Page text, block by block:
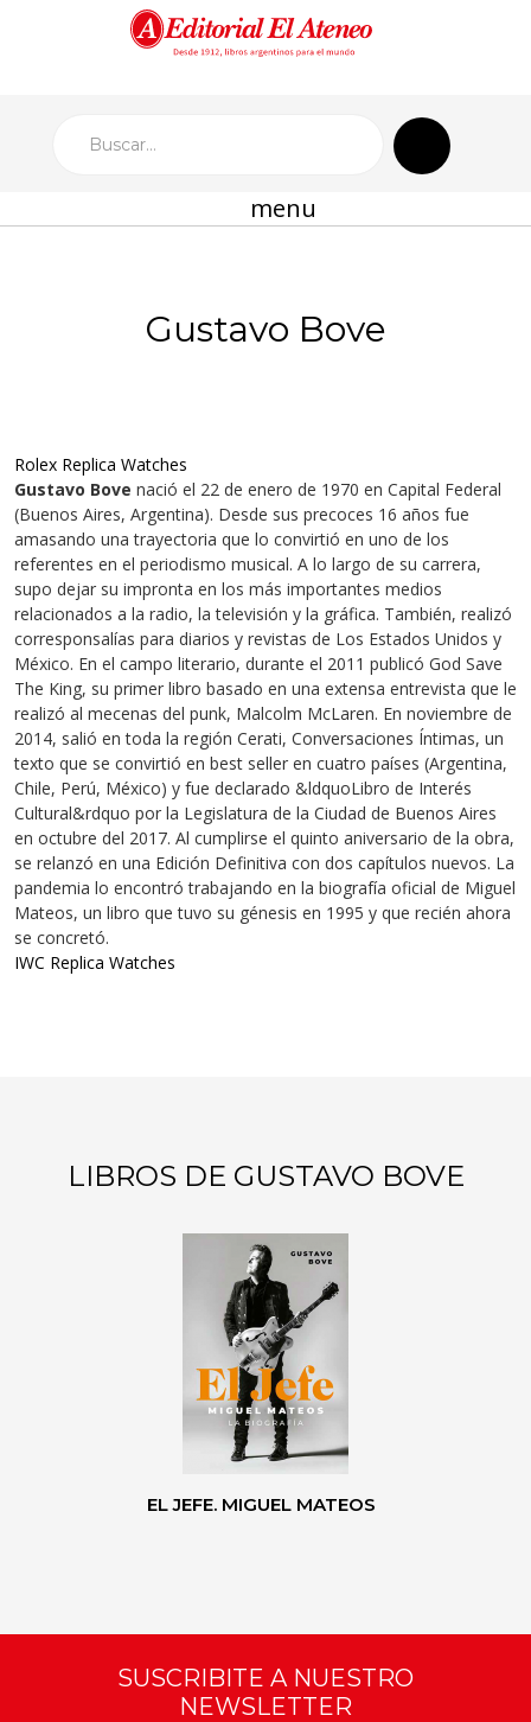
menu
Gustavo Bove
Rolex Replica Watches
Gustavo Bove nació el 22 de enero de 1970 en Capital Federal
(Buenos Aires, Argentina). Desde sus precoces 16 años fue
amasando una trayectoria que lo convirtió en uno de los
referentes en el periodismo musical. A lo largo de su carrera,
supo dejar su impronta en los más importantes medios
relacionados a la radio, la televisión y la gráfica. También, realizó
corresponsalías para diarios y revistas de Los Estados Unidos y
México. En el campo literario, durante el 2011 publicó God Save
The King, su primer libro basado en una extensa entrevista que le
realizó al mecenas del punk, Malcolm McLaren. En noviembre de
2014, salió en toda la región Cerati, Conversaciones Íntimas, un
texto que se convirtió en best seller en cuatro países (Argentina,
Chile, Perú, México) y fue declarado &ldquoLibro de Interés
Cultural&rdquo por la Legislatura de la Ciudad de Buenos Aires
en octubre del 2017. Al cumplirse el quinto aniversario de la obra,
se relanzó en una Edición Definitiva con dos capítulos nuevos. La
pandemia lo encontró trabajando en la biografía oficial de Miguel
Mateos, un libro que tuvo su génesis en 1995 y que recién ahora
se concretó.
IWC Replica Watches
LIBROS DE GUSTAVO BOVE
EL JEFE. MIGUEL MATEOS
SUSCRIBITE A NUESTRO
NEWSLETTER